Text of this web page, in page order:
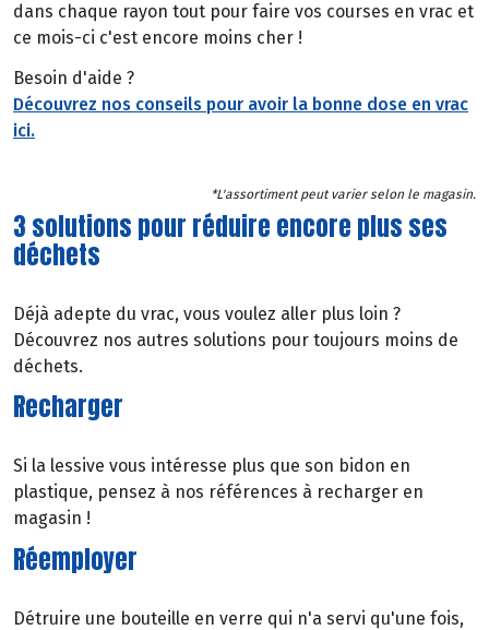
dans chaque rayon tout pour faire vos courses en vrac et
ce mois-ci c'est encore moins cher !
Besoin d'aide ?
Découvrez nos conseils pour avoir la bonne dose en vrac
ici.
*L'assortiment peut varier selon le magasin.
3 solutions pour réduire encore plus ses
déchets
Déjà adepte du vrac, vous voulez aller plus loin ?
Découvrez nos autres solutions pour toujours moins de
déchets.
Recharger
Si la lessive vous intéresse plus que son bidon en
plastique, pensez à nos références à recharger en
magasin !
Réemployer
Détruire une bouteille en verre qui n'a servi qu'une fois,